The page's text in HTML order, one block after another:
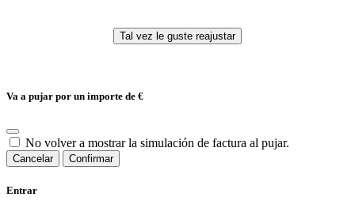
Va a pujar por un importe de €
No volver a mostrar la simulación de factura al pujar.
Cancelar Confirmar
Entrar